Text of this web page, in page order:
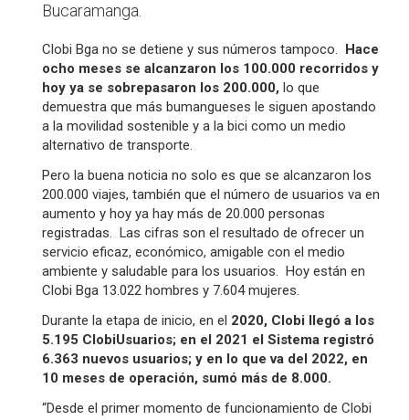
Bucaramanga.
Clobi Bga no se detiene y sus números tampoco. Hace
ocho meses se alcanzaron los 100.000 recorridos y
hoy ya se sobrepasaron los 200.000, lo que
demuestra que más bumangueses le siguen apostando
a la movilidad sostenible y a la bici como un medio
alternativo de transporte.
Pero la buena noticia no solo es que se alcanzaron los
200.000 viajes, también que el número de usuarios va en
aumento y hoy ya hay más de 20.000 personas
registradas. Las cifras son el resultado de ofrecer un
servicio eficaz, económico, amigable con el medio
ambiente y saludable para los usuarios. Hoy están en
Clobi Bga 13.022 hombres y 7.604 mujeres.
Durante la etapa de inicio, en el 2020, Clobi llegó a los
5.195 ClobiUsuarios; en el 2021 el Sistema registró
6.363 nuevos usuarios; y en lo que va del 2022, en
10 meses de operación, sumó más de 8.000.
“Desde el primer momento de funcionamiento de Clobi